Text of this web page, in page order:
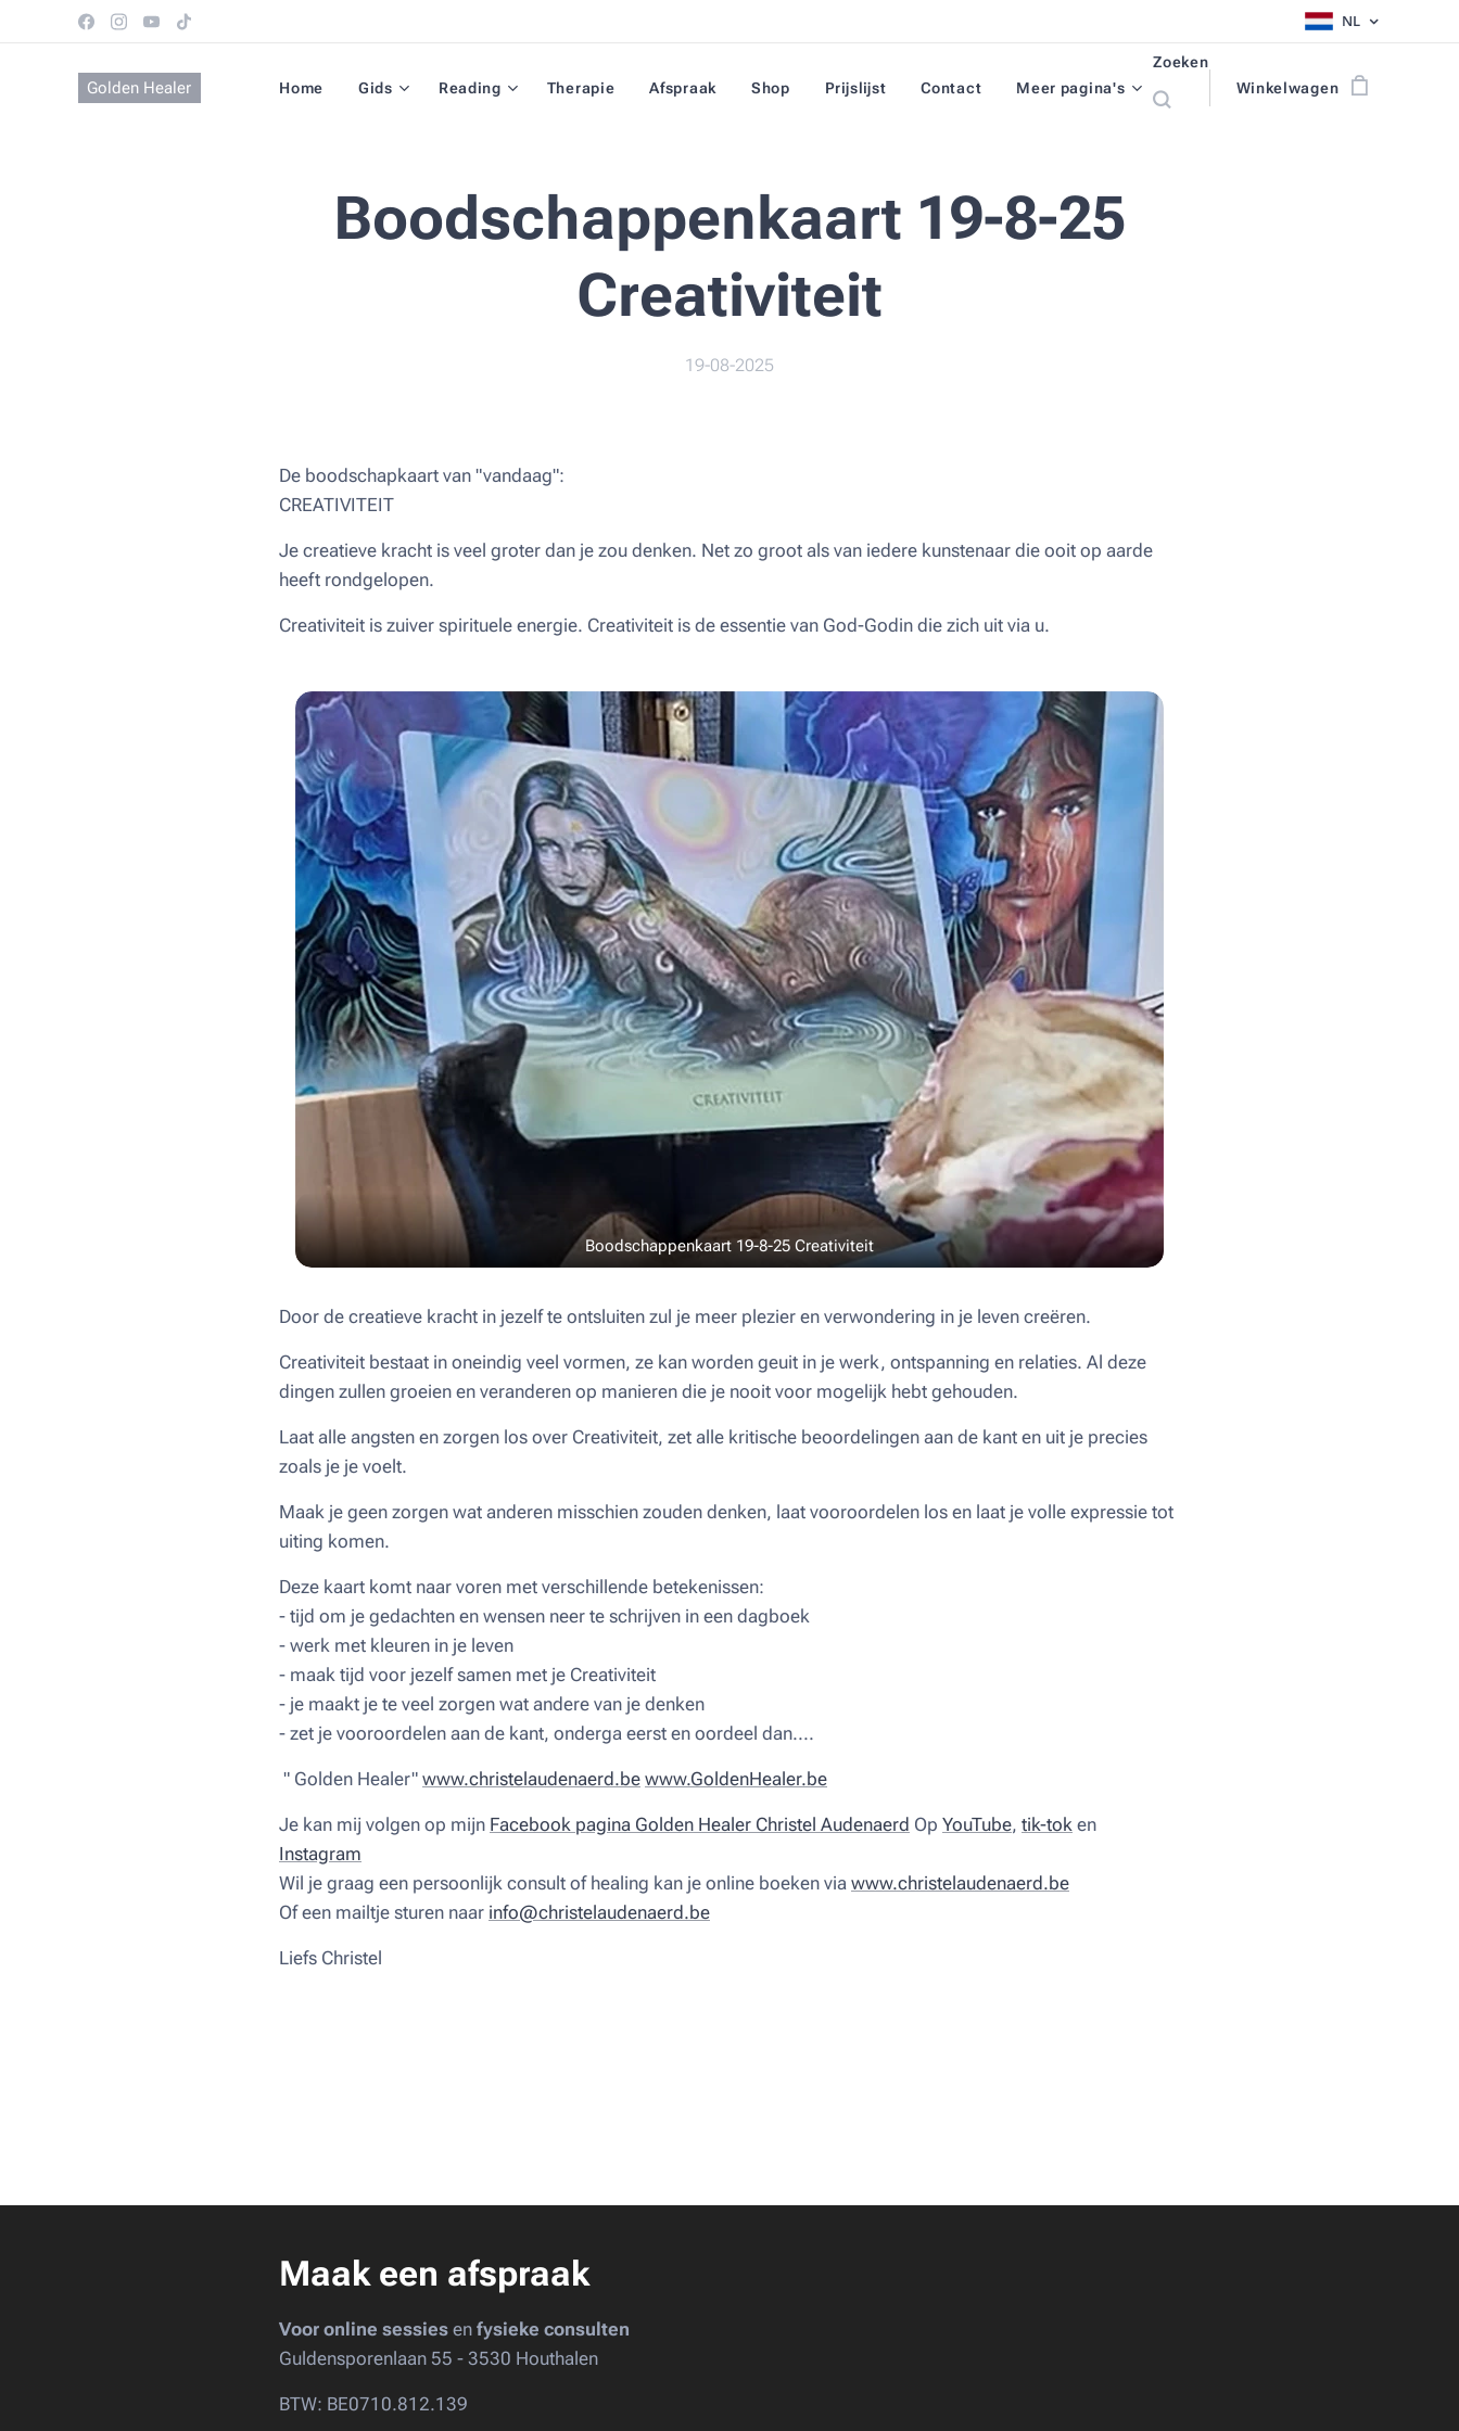
NL
Golden Healer Home Gids Reading Therapie Afspraak Shop Prijslijst Contact Meer pagina's
Zoeken
Winkelwagen
Boodschappenkaart 19-8-25
Creativiteit
19-08-2025
De boodschapkaart van "vandaag":
CREATIVITEIT
Je creatieve kracht is veel groter dan je zou denken. Net zo groot als van iedere kunstenaar die ooit op aarde
heeft rondgelopen.
Creativiteit is zuiver spirituele energie. Creativiteit is de essentie van God-Godin die zich uit via u.
Boodschappenkaart 19-8-25 Creativiteit
Door de creatieve kracht in jezelf te ontsluiten zul je meer plezier en verwondering in je leven creëren.
Creativiteit bestaat in oneindig veel vormen, ze kan worden geuit in je werk, ontspanning en relaties. Al deze
dingen zullen groeien en veranderen op manieren die je nooit voor mogelijk hebt gehouden.
Laat alle angsten en zorgen los over Creativiteit, zet alle kritische beoordelingen aan de kant en uit je precies
zoals je je voelt.
Maak je geen zorgen wat anderen misschien zouden denken, laat vooroordelen los en laat je volle expressie tot
uiting komen.
Deze kaart komt naar voren met verschillende betekenissen:
- tijd om je gedachten en wensen neer te schrijven in een dagboek
- werk met kleuren in je leven
- maak tijd voor jezelf samen met je Creativiteit
- je maakt je te veel zorgen wat andere van je denken
- zet je vooroordelen aan de kant, onderga eerst en oordeel dan....
" Golden Healer" www.christelaudenaerd.be www.GoldenHealer.be
Je kan mij volgen op mijn Facebook pagina Golden Healer Christel Audenaerd Op YouTube, tik-tok en
Instagram
Wil je graag een persoonlijk consult of healing kan je online boeken via www.christelaudenaerd.be
Of een mailtje sturen naar info@christelaudenaerd.be
Liefs Christel ♥
Maak een afspraak
Voor online sessies en fysieke consulten
Guldensporenlaan 55 - 3530 Houthalen
BTW: BE0710.812.139